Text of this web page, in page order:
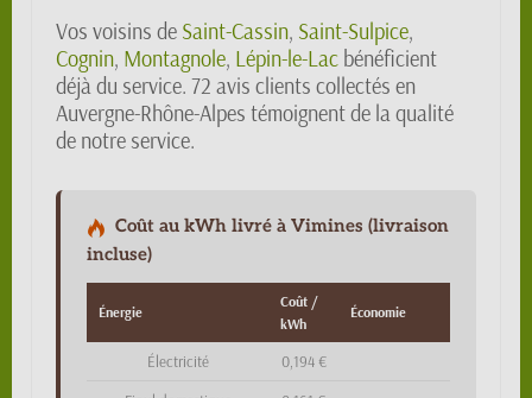
Vos voisins de Saint-Cassin, Saint-Sulpice,
Cognin, Montagnole, Lépin-le-Lac bénéficient
déjà du service. 72 avis clients collectés en
Auvergne-Rhône-Alpes témoignent de la qualité
de notre service.
Coût au kWh livré à Vimines (livraison
incluse)
Énergie
Coût /
kWh
Économie
Électricité 0,194 €